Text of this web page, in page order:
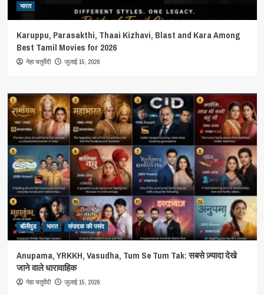
भारत
Karuppu, Parasakthi, Thaai Kizhavi, Blast and Kara Among
Best Tamil Movies for 2026
नेहा चतुर्वेदी जुलाई 15, 2026
बॉलीवुड भारत संपादक की पसंद
Anupama, YRKKH, Vasudha, Tum Se Tum Tak: सबसे ज़्यादा देखे
जाने वाले धारावाहिक
नेहा चतुर्वेदी जुलाई 15, 2026